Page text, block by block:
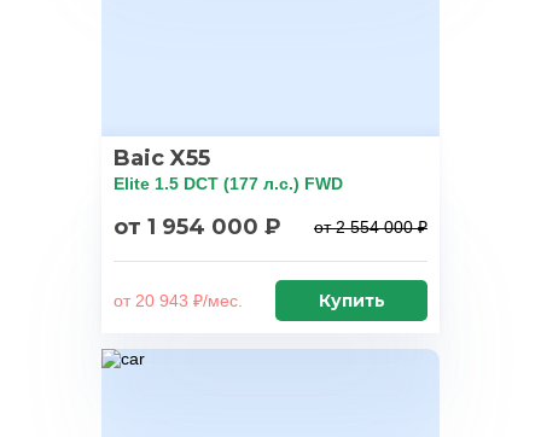
Baic X55
Elite 1.5 DCT (177 л.с.) FWD
от 1 954 000 ₽ от 2 554 000 ₽
от 20 943 ₽/мес. Купить